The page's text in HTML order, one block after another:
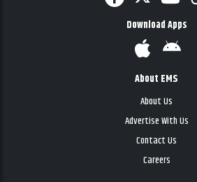
Download Apps
About EMS
About Us
Advertise With Us
Contact Us
Careers